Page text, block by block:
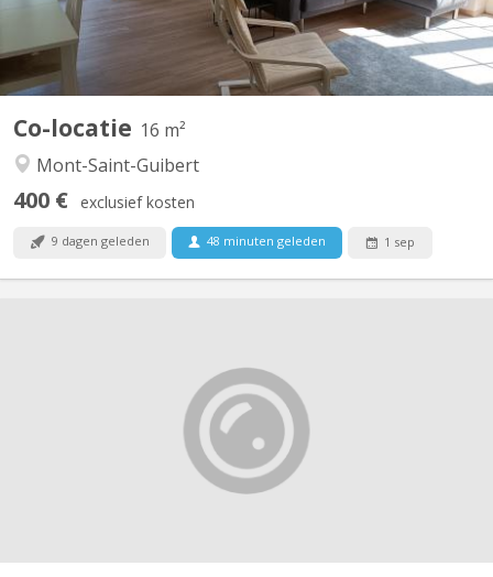
Co-locatie 16 m²
Mont-Saint-Guibert
400 € exclusief kosten
9 dagen geleden 48 minuten geleden 1 sep
Bonjour, Je m’appelle Jacques et j’ai 86 ans. Je vis seul dans une
superbe maison à Wavre. Je serais donc ravi d’accueillir des gens
chez moi pour discuter et passer du temps ensemble. J’ai 2